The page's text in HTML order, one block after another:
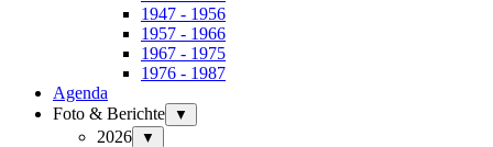
1947 - 1956
1957 - 1966
1967 - 1975
1976 - 1987
Agenda
Foto & Berichte
▼
2026 ▼